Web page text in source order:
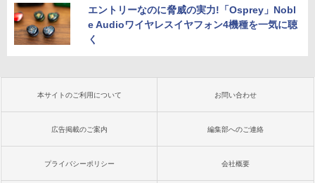
エントリーなのに脅威の実力!「Osprey」Nobl
e Audioワイヤレスイヤフォン4機種を一気に聴
く
本サイトのご利用について お問い合わせ
広告掲載のご案内 編集部へのご連絡
プライバシーポリシー 会社概要